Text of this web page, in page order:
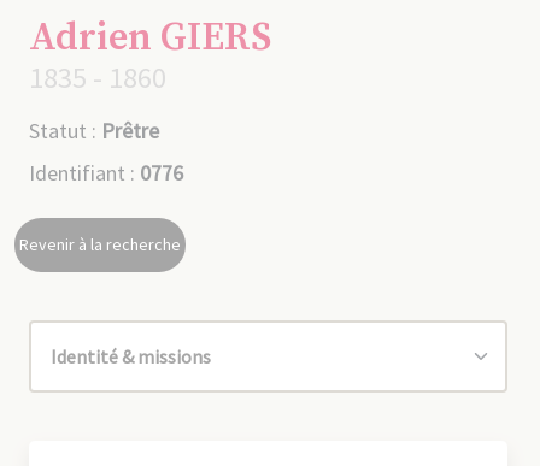
Adrien GIERS
1835 - 1860
Statut : Prêtre
Identifiant : 0776
Revenir à la recherche